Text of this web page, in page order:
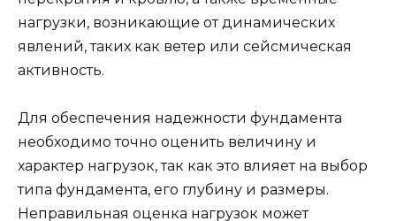
нагрузки, возникающие от динамических
явлений, таких как ветер или сейсмическая
активность.
Для обеспечения надежности фундамента
необходимо точно оценить величину и
характер нагрузок, так как это влияет на выбор
типа фундамента, его глубину и размеры.
Неправильная оценка нагрузок может